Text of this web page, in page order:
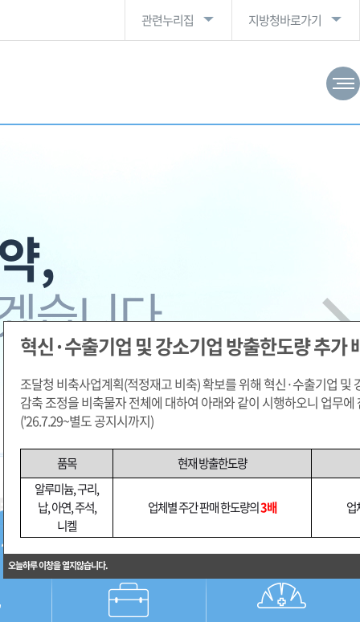
관련누리집 지방청바로가기
,
습니다.
혁신·수출기업 및 강소기업 방출한도량 추가
조달청 비축사업계획(적정재고 비축) 확보를 위해 혁신·수출기업 및
감축 조정을 비축물자 전체에 대하여 아래와 같이 시행하오니 업무에
('26.7.29~별도 공지시까지)
품목
현재 방출한도량
알루미늄, 구리,
납, 아연, 주석,
니켈
업체별 주간 판매 한도량의3배 업
오늘하루 이창을 열지않습니다.